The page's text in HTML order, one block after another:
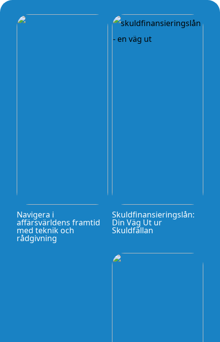
Navigera i
affärsvärldens framtid
med teknik och
rådgivning
Skuldfinansieringslån:
Din Väg Ut ur
Skuldfällan